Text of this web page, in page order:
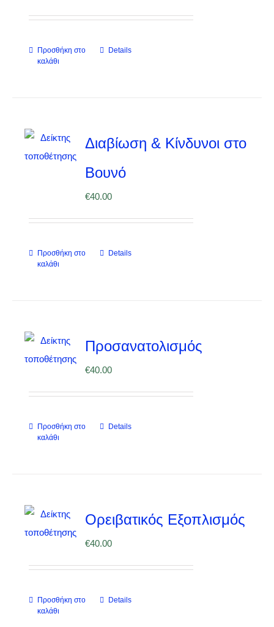
Προσθήκη στο
καλάθι
Details
Διαβίωση & Κίνδυνοι στο
Βουνό
€40.00
Προσθήκη στο
καλάθι
Details
Προσανατολισμός
€40.00
Προσθήκη στο
καλάθι
Details
Ορειβατικός Εξοπλισμός
€40.00
Προσθήκη στο
καλάθι
Details